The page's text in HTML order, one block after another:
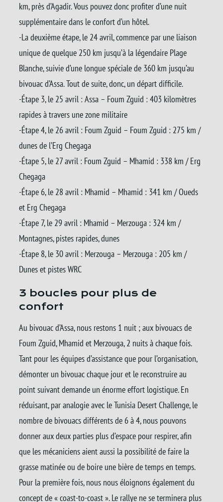
km, près d’Agadir. Vous pouvez donc profiter d’une nuit
supplémentaire dans le confort d’un hôtel.
-La deuxième étape, le 24 avril, commence par une liaison
unique de quelque 250 km jusqu’à la légendaire Plage
Blanche, suivie d’une longue spéciale de 360 km jusqu’au
bivouac d’Assa. Tout de suite, donc, un départ difficile.
-Étape 3, le 25 avril : Assa – Foum Zguid : 403 kilomètres
rapides à travers une zone militaire
-Étape 4, le 26 avril : Foum Zguid – Foum Zguid : 275 km /
dunes de l’Erg Chegaga
-Étape 5, le 27 avril : Foum Zguid – Mhamid : 338 km / Erg
Chegaga
-Étape 6, le 28 avril : Mhamid – Mhamid : 341 km / Oueds
et Erg Chegaga
-Étape 7, le 29 avril : Mhamid – Merzouga : 324 km /
Montagnes, pistes rapides, dunes
-Étape 8, le 30 avril : Merzouga – Merzouga : 205 km /
Dunes et pistes WRC
3 boucles pour plus de
confort
Au bivouac d’Assa, nous restons 1 nuit ; aux bivouacs de
Foum Zguid, Mhamid et Merzouga, 2 nuits à chaque fois.
Tant pour les équipes d’assistance que pour l’organisation,
démonter un bivouac chaque jour et le reconstruire au
point suivant demande un énorme effort logistique. En
réduisant, par analogie avec le Tunisia Desert Challenge, le
nombre de bivouacs différents de 6 à 4, nous pouvons
donner aux deux parties plus d’espace pour respirer, afin
que les mécaniciens aient aussi la possibilité de faire la
grasse matinée ou de boire une bière de temps en temps.
Pour la première fois, nous nous éloignons également du
concept de « coast-to-coast ». Le rallye ne se terminera plus